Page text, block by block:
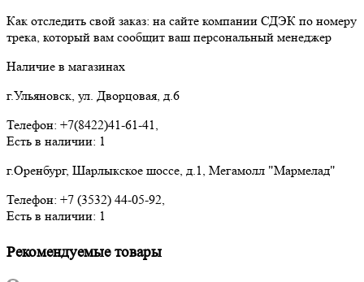
Как отследить свой заказ: на сайте компании СДЭК по номеру
трека, который вам сообщит ваш персональный менеджер
Наличие в магазинах
г.Ульяновск, ул. Дворцовая, д.6
Телефон: +7(8422)41-61-41,
Есть в наличии: 1
г.Оренбург, Шарлыкское шоссе, д.1, Мегамолл "Мармелад"
Телефон: +7 (3532) 44-05-92,
Есть в наличии: 1
Рекомендуемые товары